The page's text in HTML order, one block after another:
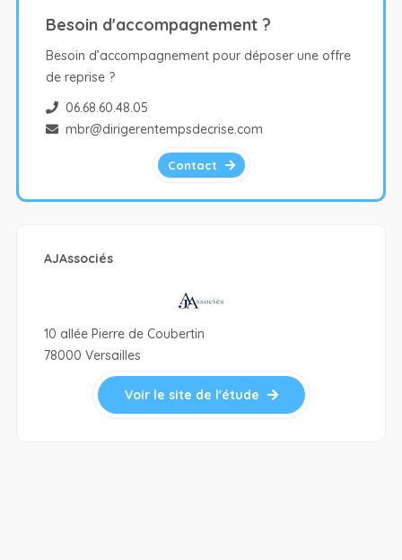
Besoin d'accompagnement ?
Besoin d’accompagnement pour déposer une offre
de reprise ?
06.68.60.48.05
mbr@dirigerentempsdecrise.com
Contact
AJAssociés
10 allée Pierre de Coubertin
78000 Versailles
Voir le site de l'étude